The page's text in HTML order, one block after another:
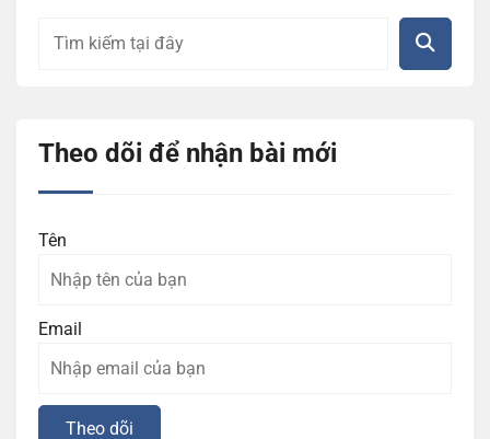
Theo dõi để nhận bài mới
Tên
Email